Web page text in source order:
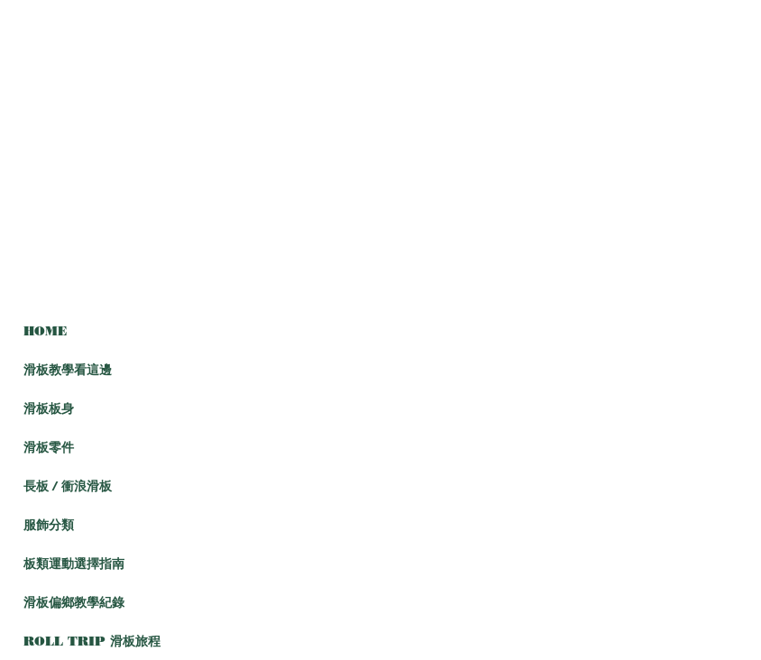
HOME
滑板教學看這邊
滑板板身
滑板零件
長板 / 衝浪滑板
服飾分類
板類運動選擇指南
滑板偏鄉教學紀錄
ROLL TRIP 滑板旅程